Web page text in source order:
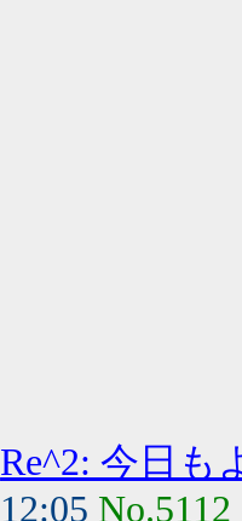
Re^2: 今日も
12:05 No.5112